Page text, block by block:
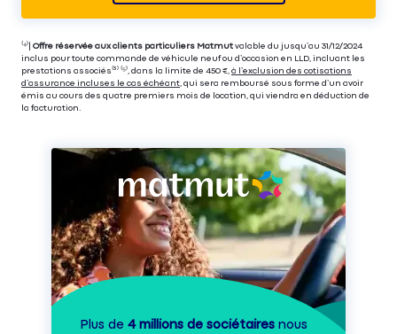
⁽⁴⁾| Offre réservée aux clients particuliers Matmut valable du jusqu’au 31/12/2024
inclus pour toute commande de véhicule neuf ou d’occasion en LLD, incluant les
prestations associés⁽³⁾ ⁽⁵⁾, dans la limite de 450 €, à l’exclusion des cotisations
d’assurance incluses le cas échéant , qui sera remboursé sous forme d’un avoir
émis au cours des quatre premiers mois de location, qui viendra en déduction de
la facturation.
Plus de 4 millions de sociétaires nous